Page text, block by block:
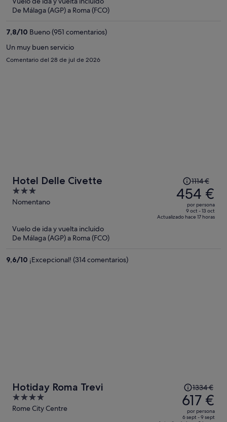
De Málaga (AGP) a Roma (FCO)
7,8/10 Bueno (951 comentarios)
Un muy buen servicio
Comentario del 28 de jul de 2026
Hotel Delle Civette
3
out
Nomentano
precio
era
1114 €,
1114 €
454 €
por persona
9 oct - 13 oct
Actualizado hace 17 horas
Vuelo de ida y vuelta incluido
De Málaga (AGP) a Roma (FCO)
9,6/10 ¡Excepcional! (314 comentarios)
Hotiday Roma Trevi
4
out
Rome City Centre
El
precio
era
de
1334 €
617 €
por persona
6 sept - 9 sept